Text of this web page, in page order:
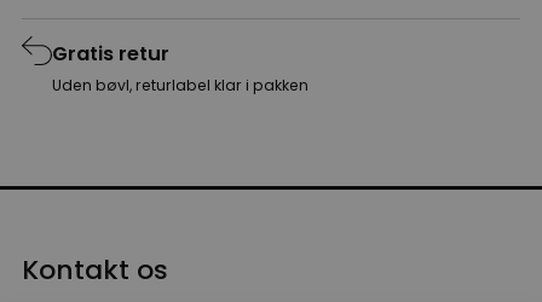
Gratis retur
Uden bøvl, returlabel klar i pakken
Kontakt os